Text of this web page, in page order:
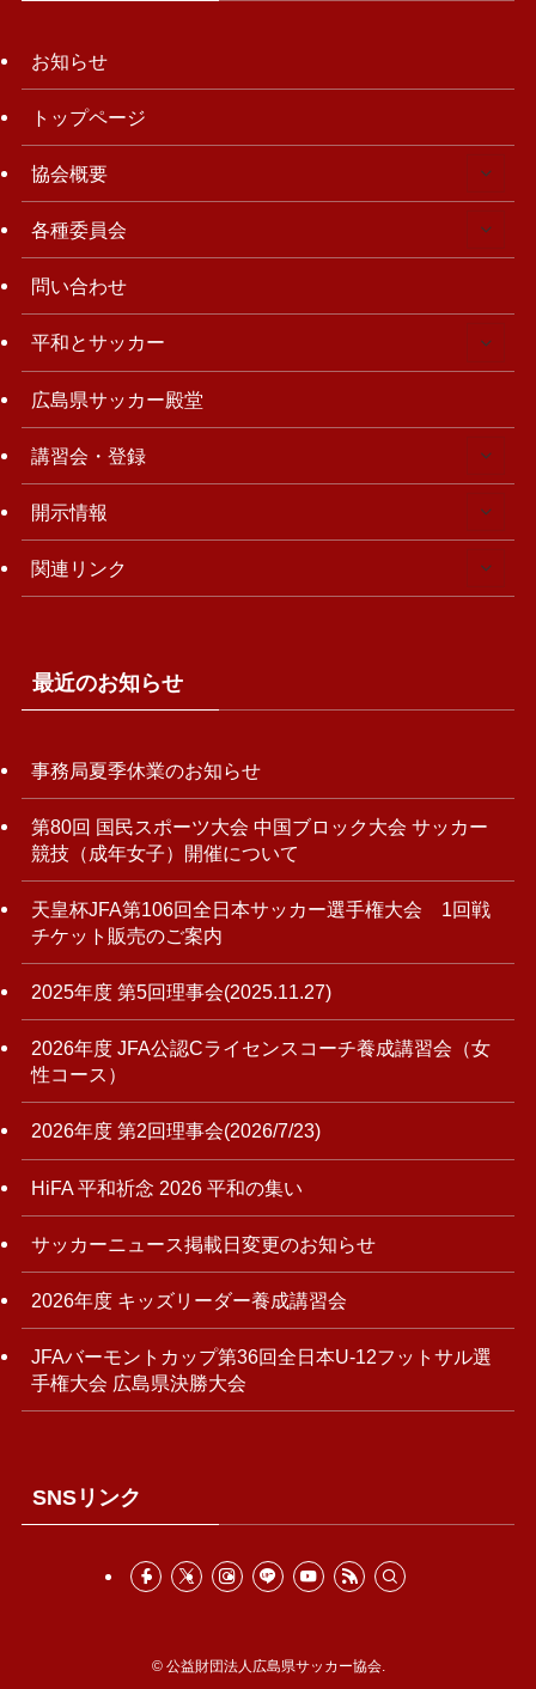
お知らせ
トップページ
協会概要
各種委員会
問い合わせ
平和とサッカー
広島県サッカー殿堂
講習会・登録
開示情報
関連リンク
最近のお知らせ
事務局夏季休業のお知らせ
第80回 国民スポーツ大会 中国ブロック大会 サッカー
競技（成年女子）開催について
天皇杯JFA第106回全日本サッカー選手権大会 1回戦
チケット販売のご案内
2025年度 第5回理事会(2025.11.27)
2026年度 JFA公認Cライセンスコーチ養成講習会（女
性コース）
2026年度 第2回理事会(2026/7/23)
HiFA 平和祈念 2026 平和の集い
サッカーニュース掲載日変更のお知らせ
2026年度 キッズリーダー養成講習会
JFAバーモントカップ第36回全日本U-12フットサル選
手権大会 広島県決勝大会
SNSリンク
©公益財団法人広島県サッカー協会.